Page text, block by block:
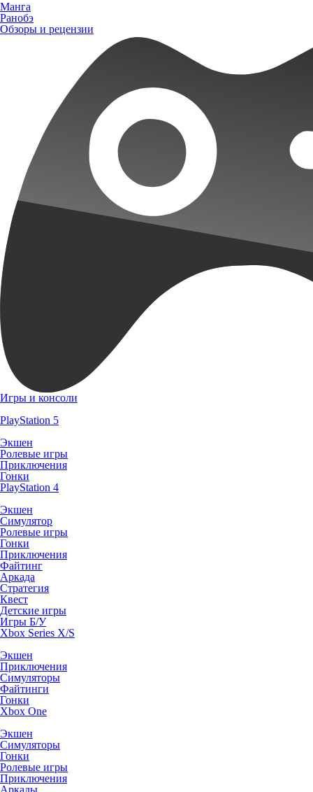
Манга
Ранобэ
Обзоры и рецензии
Игры и консоли
PlayStation 5
Экшен
Ролевые игры
Приключения
Гонки
PlayStation 4
Экшен
Симулятор
Ролевые игры
Гонки
Приключения
Файтинг
Аркада
Стратегия
Квест
Детские игры
Игры Б/У
Xbox Series X/S
Экшен
Приключения
Симуляторы
Файтинги
Гонки
Xbox One
Экшен
Симуляторы
Гонки
Ролевые игры
Приключения
Аркады